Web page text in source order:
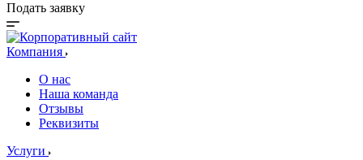
Подать заявку
Компания
О нас
Наша команда
Отзывы
Реквизиты
Услуги